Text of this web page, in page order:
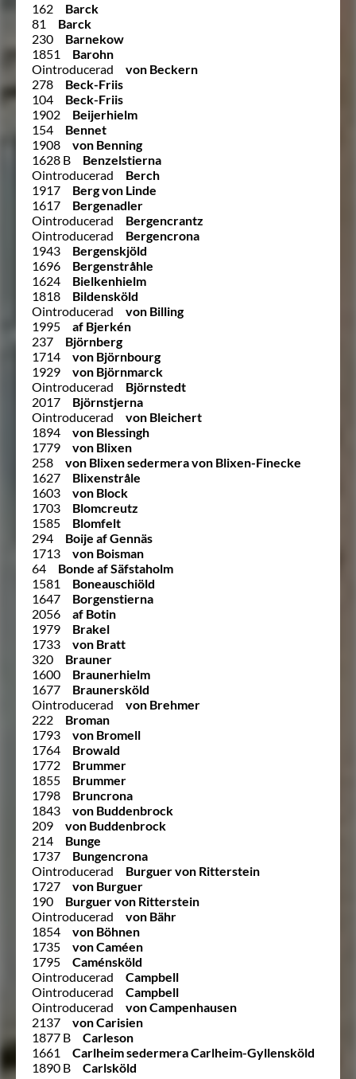
162
Barck
81
Barck
230
Barnekow
1851
Barohn
Ointroducerad
von Beckern
278
Beck-Friis
104
Beck-Friis
1902
Beijerhielm
154
Bennet
1908
von Benning
1628 B
Benzelstierna
Ointroducerad
Berch
1917
Berg von Linde
1617
Bergenadler
Ointroducerad
Bergencrantz
Ointroducerad
Bergencrona
1943
Bergenskjöld
1696
Bergenstråhle
1624
Bielkenhielm
1818
Bildensköld
Ointroducerad
von Billing
1995
af Bjerkén
237
Björnberg
1714
von Björnbourg
1929
von Björnmarck
Ointroducerad
Björnstedt
2017
Björnstjerna
Ointroducerad
von Bleichert
1894
von Blessingh
1779
von Blixen
258
von Blixen sedermera von Blixen-Finecke
1627
Blixenstråle
1603
von Block
1703
Blomcreutz
1585
Blomfelt
294
Boije af Gennäs
1713
von Boisman
64
Bonde af Säfstaholm
1581
Boneauschiöld
1647
Borgenstierna
2056
af Botin
1979
Brakel
1733
von Bratt
320
Brauner
1600
Braunerhielm
1677
Braunersköld
Ointroducerad
von Brehmer
222
Broman
1793
von Bromell
1764
Browald
1772
Brummer
1855
Brummer
1798
Bruncrona
1843
von Buddenbrock
209
von Buddenbrock
214
Bunge
1737
Bungencrona
Ointroducerad
Burguer von Ritterstein
1727
von Burguer
190
Burguer von Ritterstein
Ointroducerad
von Bähr
1854
von Böhnen
1735
von Caméen
1795
Caménsköld
Ointroducerad
Campbell
Ointroducerad
Campbell
Ointroducerad
von Campenhausen
2137
von Carisien
1877 B
Carleson
1661
Carlheim sedermera Carlheim-Gyllensköld
1890 B
Carlsköld